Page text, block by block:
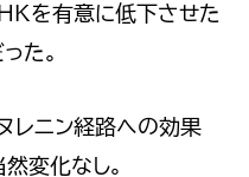
を有意に低下させた
た。
レニン経路への効果
変化なし。